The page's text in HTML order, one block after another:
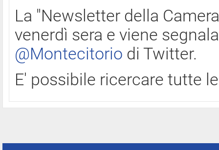
La "Newsletter della
venerdì sera e viene
@Montecitorio di Twitter.
E' possibile ricercare tutte